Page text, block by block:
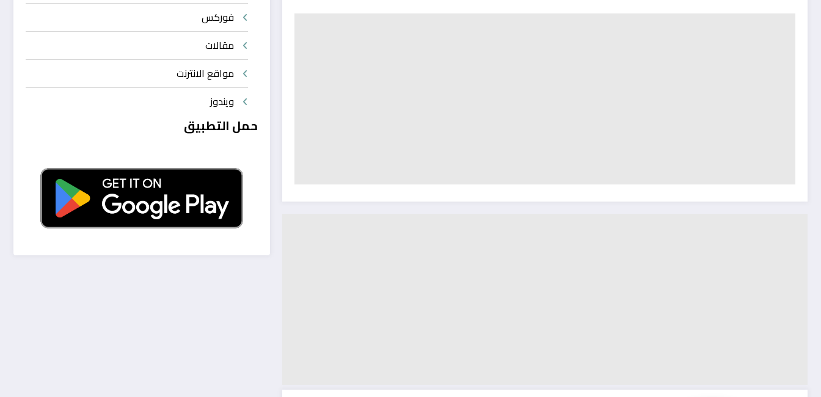
فوركس
مقالات
مواقع الانترنت
ويندوز
حمل التطبيق